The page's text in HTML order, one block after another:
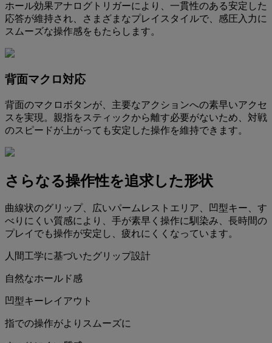
ホール効果アナログトリガーにより、一貫性のある安定した
応答が維持され、さまざまなプレイスタイルで、感圧入力に
スムーズな操作感をもたらします。
背面マクロ対応
背面のマクロボタンが、主要なアクションへの素早いアクセ
スを実現。親指をスティックから離す必要がないため、対戦
のスピードが上がっても安定した操作を維持できます。
さらなる操作性を追求した形状
曲線状のグリップ、広いパームレストエリア、凹型キー、す
べりにくい質感により、手が素早く操作に馴染み、長時間の
プレイでも操作が安定し、疲れにくくなっています。
人間工学に基づいたグリップ設計
自然なホールド感
凹型キーレイアウト
指での操作がよりスムーズに